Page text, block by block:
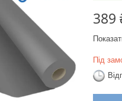
389
Під